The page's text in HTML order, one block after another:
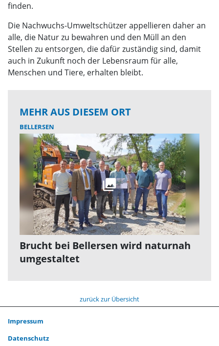
finden.
Die Nachwuchs-Umweltschützer appellieren daher an
alle, die Natur zu bewahren und den Müll an den
Stellen zu entsorgen, die dafür zuständig sind, damit
auch in Zukunft noch der Lebensraum für alle,
Menschen und Tiere, erhalten bleibt.
MEHR AUS DIESEM ORT
BELLERSEN
Brucht bei Bellersen wird naturnah
umgestaltet
zurück zur Übersicht
Impressum
Datenschutz